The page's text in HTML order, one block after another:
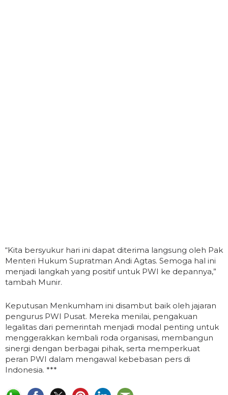
“Kita bersyukur hari ini dapat diterima langsung oleh Pak
Menteri Hukum Supratman Andi Agtas. Semoga hal ini
menjadi langkah yang positif untuk PWI ke depannya,”
tambah Munir.
Keputusan Menkumham ini disambut baik oleh jajaran
pengurus PWI Pusat. Mereka menilai, pengakuan
legalitas dari pemerintah menjadi modal penting untuk
menggerakkan kembali roda organisasi, membangun
sinergi dengan berbagai pihak, serta memperkuat
peran PWI dalam mengawal kebebasan pers di
Indonesia. ***